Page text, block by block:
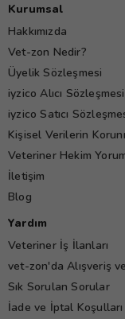
Kurumsal
Hakkımızda
Vet-zon Nedir?
Üyelik Sözleşmesi
iyzico Alıcı Sözleşmesi
iyzico Satıcı
Kişisel Verilerin
Veteriner Hekim
İletişim
Blog
Yardım
Veteriner İş İlanları
vet-zon'da Alışveriş
Sık Sorulan Sorular
İade ve İptal Koşulları